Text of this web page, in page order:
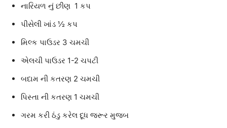
નારિયળ નું છીણ 1 કપ
પીસેલી ખાંડ ½ કપ
મિલ્ક પાઉડર 3 ચમચી
એલચી પાઉડર 1-2 ચપટી
બદામ ની કતરણ 2 ચમચી
પિસ્તા ની કતરણ 1 ચમચી
ગરમ કરી ઠંડુ કરેલ દૂધ જરૂર મુજબ